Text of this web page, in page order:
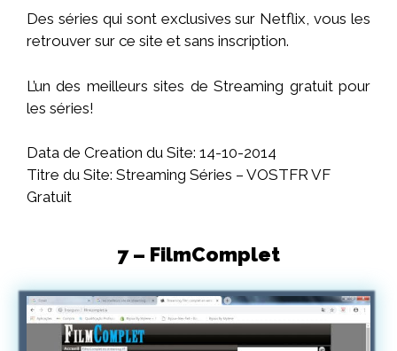
Des séries qui sont exclusives sur Netflix, vous les
retrouver sur ce site et sans inscription.
L’un des meilleurs sites de Streaming gratuit pour
les séries!
Data de Creation du Site: 14-10-2014
Titre du Site: Streaming Séries – VOSTFR VF
Gratuit
7 – FilmComplet